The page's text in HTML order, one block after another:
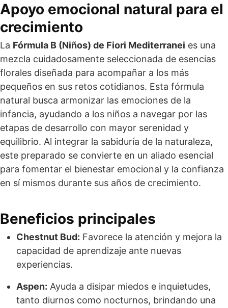
Apoyo emocional natural para el
crecimiento
La Fórmula B (Niños) de Fiori Mediterranei es una
mezcla cuidadosamente seleccionada de esencias
florales diseñada para acompañar a los más
pequeños en sus retos cotidianos. Esta fórmula
natural busca armonizar las emociones de la
infancia, ayudando a los niños a navegar por las
etapas de desarrollo con mayor serenidad y
equilibrio. Al integrar la sabiduría de la naturaleza,
este preparado se convierte en un aliado esencial
para fomentar el bienestar emocional y la confianza
en sí mismos durante sus años de crecimiento.
Beneficios principales
Chestnut Bud: Favorece la atención y mejora la
capacidad de aprendizaje ante nuevas
experiencias.
Aspen: Ayuda a disipar miedos e inquietudes,
tanto diurnos como nocturnos, brindando una